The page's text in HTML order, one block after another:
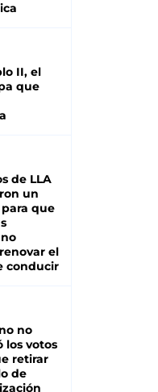
II, el
que
de LLA
un
que
el
conducir
no
los votos
retirar
de